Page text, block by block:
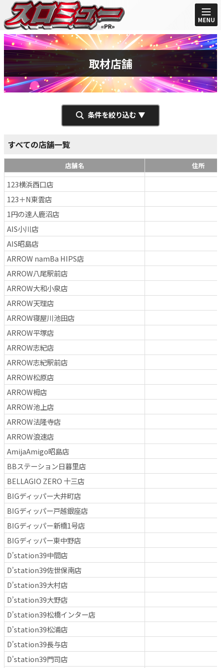
MENU
取材店舗
条件を絞り込む
すべての店舗一覧
店舗名 住所
123横浜西口店
123＋N東雲店
1円の達人鹿沼店
AIS小川店
AIS昭島店
ARROW namBa HIPS店
ARROW八尾駅前店
ARROW大和小泉店
ARROW天理店
ARROW寝屋川池田店
ARROW平塚店
ARROW志紀店
ARROW志紀駅前店
ARROW松原店
ARROW栂店
ARROW池上店
ARROW法隆寺店
ARROW浪速店
AmijaAmigo昭島店
BBステーション日暮里店
BELLAGIO ZERO 十三店
BIGディッパー大井町店
BIGディッパー戸越銀座店
BIGディッパー新橋1号店
BIGディッパー東中野店
D’station39中間店
D’station39佐世保南店
D’station39大村店
D’station39大野店
D’station39松橋インター店
D’station39松浦店
D’station39長与店
D’station39門司店